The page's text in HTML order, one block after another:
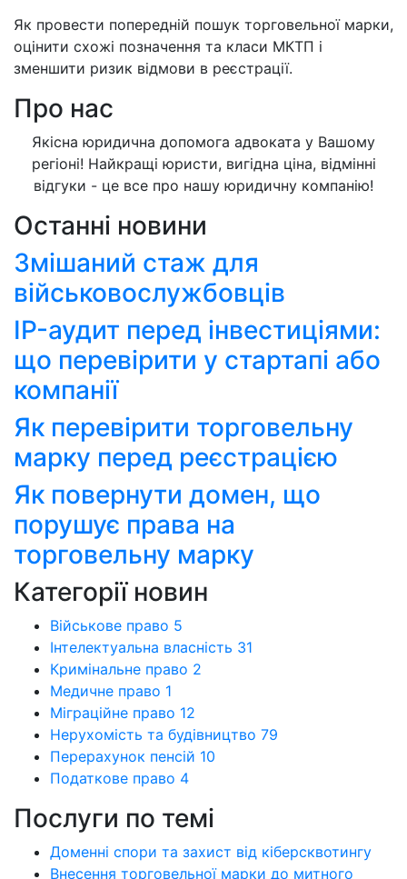
Як провести попередній пошук торговельної марки,
оцінити схожі позначення та класи МКТП і
зменшити ризик відмови в реєстрації.
Про нас
Якісна юридична допомога адвоката у Вашому
регіоні! Найкращі юристи, вигідна ціна, відмінні
відгуки - це все про нашу юридичну компанію!
Останні новини
Змішаний стаж для
військовослужбовців
IP-аудит перед інвестиціями:
що перевірити у стартапі або
компанії
Як перевірити торговельну
марку перед реєстрацією
Як повернути домен, що
порушує права на
торговельну марку
Категорії новин
Військове право 5
Інтелектуальна власність 31
Кримінальне право 2
Медичне право 1
Міграційне право 12
Нерухомість та будівництво 79
Перерахунок пенсій 10
Податкове право 4
Послуги по темі
Доменні спори та захист від кіберсквотингу
Внесення торговельної марки до митного